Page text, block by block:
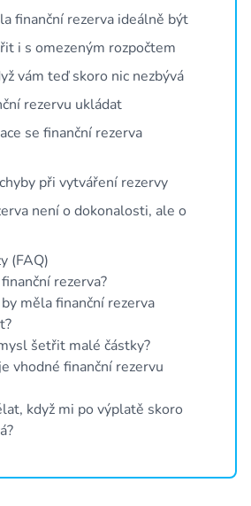
Společensky odpovědným
pravidelně dočíst v různých médiích.
Stačí odpovědět na nabízené pozice a
pro média.
přes týden, 9-13 hod. o víkendech a svátcích
finanční rezerva ideálně být
i s omezeným rozpočtem
vám teď skoro nic nezbývá
rezervu ukládat
se finanční rezerva
při vytváření rezervy
není o dokonalosti, ale o
(FAQ)
rezerva?
měla finanční rezerva
šetřit malé částky?
vhodné finanční rezervu
když mi po výplatě skoro